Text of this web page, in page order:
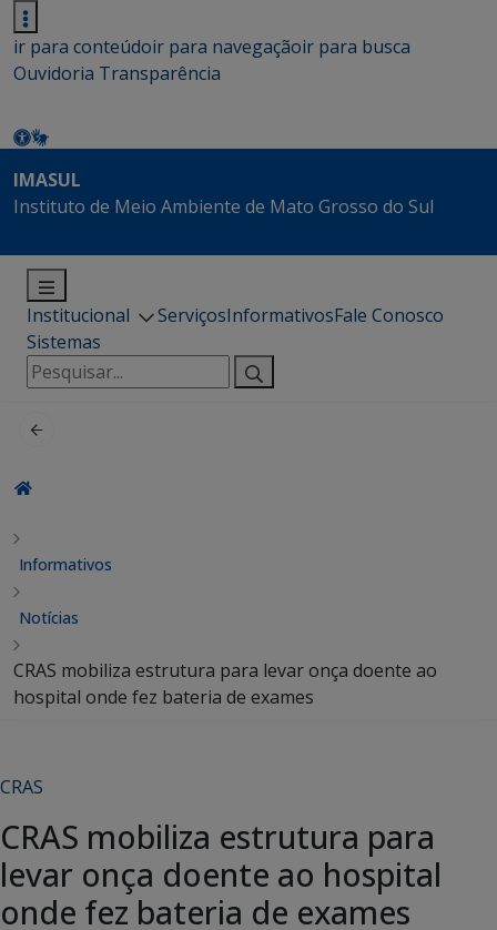
ir para conteúdoir para navegaçãoir para busca
Ouvidoria Transparência
IMASUL
Instituto de Meio Ambiente de Mato Grosso do Sul
Institucional ServiçosInformativosFale Conosco
Sistemas
Pesquisar
por:
Informativos
Notícias
CRAS mobiliza estrutura para levar onça doente ao
hospital onde fez bateria de exames
CRAS
CRAS mobiliza estrutura para
levar onça doente ao hospital
onde fez bateria de exames